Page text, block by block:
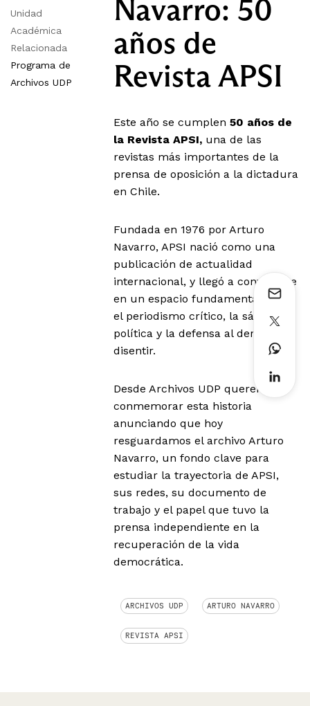
Unidad
Académica
Relacionada
Programa de
Archivos UDP
Navarro: 50
años de
Revista APSI
Este año se cumplen50 años de
la Revista APSI, una de las
revistas más importantes de la
prensa de oposición a la dictadura
en Chile.
Fundada en 1976 por Arturo
Navarro, APSI nació como una
publicación de actualidad
internacional, y llegó a convertirse
en un espacio fundamental para
el periodismo crítico, la sátira
política y la defensa al derecho a
disentir.
Desde Archivos UDP queremos
conmemorar esta historia
anunciando que hoy
resguardamos el archivo Arturo
Navarro, un fondo clave para
estudiar la trayectoria de APSI,
sus redes, su documento de
trabajo y el papel que tuvo la
prensa independiente en la
recuperación de la vida
democrática.
ARCHIVOS UDP ARTURO NAVARRO
REVISTA APSI